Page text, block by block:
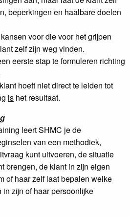
beperkingen en haalbare doelen
voor die voor het grijpen
zelf zijn weg vinden.
eerste stap te formuleren richting
hoeft niet direct te leiden tot
is het resultaat.
leert SHMC je de
van een methodiek,
kunt uitvoeren, de situatie
brengen, de klant in zijn eigen
of haar zelf laat bepalen welke
in zijn of haar persoonlijke